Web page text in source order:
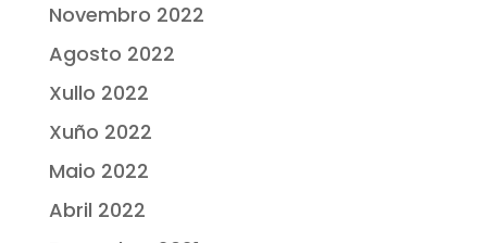
Novembro 2022
Agosto 2022
Xullo 2022
Xuño 2022
Maio 2022
Abril 2022